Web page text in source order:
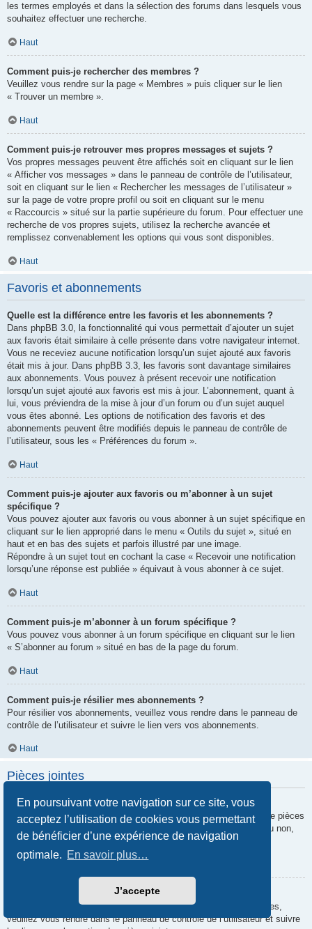
En poursuivant votre navigation sur ce site, vous
acceptez l’utilisation de cookies vous permettant
de bénéficier d’une expérience de navigation
optimale. En savoir plus…
J’accepte
les termes employés et dans la sélection des forums dans lesquels vous
souhaitez effectuer une recherche.
Haut
Comment puis-je rechercher des membres ?
Veuillez vous rendre sur la page « Membres » puis cliquer sur le lien
« Trouver un membre ».
Haut
Comment puis-je retrouver mes propres messages et sujets ?
Vos propres messages peuvent être affichés soit en cliquant sur le lien
« Afficher vos messages » dans le panneau de contrôle de l’utilisateur,
soit en cliquant sur le lien « Rechercher les messages de l’utilisateur »
sur la page de votre propre profil ou soit en cliquant sur le menu
« Raccourcis » situé sur la partie supérieure du forum. Pour effectuer une
recherche de vos propres sujets, utilisez la recherche avancée et
remplissez convenablement les options qui vous sont disponibles.
Haut
Favoris et abonnements
Quelle est la différence entre les favoris et les abonnements ?
Dans phpBB 3.0, la fonctionnalité qui vous permettait d’ajouter un sujet
aux favoris était similaire à celle présente dans votre navigateur internet.
Vous ne receviez aucune notification lorsqu’un sujet ajouté aux favoris
était mis à jour. Dans phpBB 3.3, les favoris sont davantage similaires
aux abonnements. Vous pouvez à présent recevoir une notification
lorsqu’un sujet ajouté aux favoris est mis à jour. L’abonnement, quant à
lui, vous préviendra de la mise à jour d’un forum ou d’un sujet auquel
vous êtes abonné. Les options de notification des favoris et des
abonnements peuvent être modifiés depuis le panneau de contrôle de
l’utilisateur, sous les « Préférences du forum ».
Haut
Comment puis-je ajouter aux favoris ou m’abonner à un sujet
spécifique ?
Vous pouvez ajouter aux favoris ou vous abonner à un sujet spécifique en
cliquant sur le lien approprié dans le menu « Outils du sujet », situé en
haut et en bas des sujets et parfois illustré par une image.
Répondre à un sujet tout en cochant la case « Recevoir une notification
lorsqu’une réponse est publiée » équivaut à vous abonner à ce sujet.
Haut
Comment puis-je m’abonner à un forum spécifique ?
Vous pouvez vous abonner à un forum spécifique en cliquant sur le lien
« S’abonner au forum » situé en bas de la page du forum.
Haut
Comment puis-je résilier mes abonnements ?
Pour résilier vos abonnements, veuillez vous rendre dans le panneau de
contrôle de l’utilisateur et suivre le lien vers vos abonnements.
Haut
Pièces jointes
Quelles pièces jointes sont autorisées sur ce forum ?
Chaque administrateur peut autoriser ou interdire certains types de pièces
jointes. Si vous n’êtes pas certain de savoir ce qui est autorisé ou non,
nous vous invitons à contacter un administrateur du forum.
Comment puis-je retrouver toutes mes pièces jointes ?
Pour retrouver la liste des pièces jointes que vous avez transférées,
veuillez vous rendre dans le panneau de contrôle de l’utilisateur et suivre